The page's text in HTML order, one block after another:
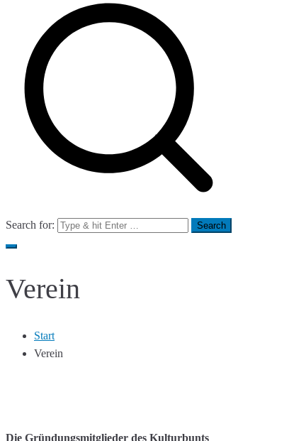
Search for:
Verein
Start
Verein
Die Gründungsmitglieder des Kulturbunts